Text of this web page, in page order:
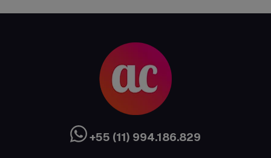
Ciência sem Fronteiras
Cultura Austrália+55 (11) 994.186.829